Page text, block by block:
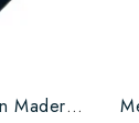
Mesa De Centro En Madera De...